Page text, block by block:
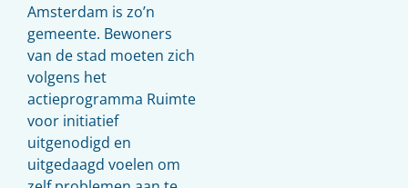
Amsterdam is zo’n
gemeente. Bewoners
van de stad moeten zich
volgens het
actieprogramma Ruimte
voor initiatief
uitgenodigd en
uitgedaagd voelen om